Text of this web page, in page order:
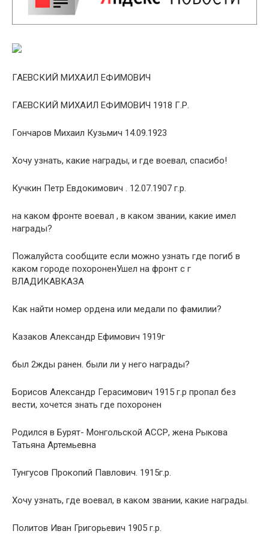
ГАЕВСКИЙ МИХАИЛ ЕФИМОВИЧ
ГАЕВСКИЙ МИХАИЛ ЕФИМОВИЧ 1918 Г.Р.
Гончаров Михаил Кузьмич 14.09.1923
Хочу узнать, какие награды, и где воевал, спасибо!
Кучкин Петр Евдокимович . 12.07.1907 г.р.
на каком фронте воевал , в каком звании, какие имел
награды?
Пожалуйста сообщите если можно узнать где погиб в
каком городе похороненУшел на фронт с г
ВЛАДИКАВКАЗА
Как найти номер ордена или медали по фамилии?
Казаков Александр Ефимович 1919г
был 2жды ранен. были ли у него награды?
Борисов Александр Герасимович 1915 г.р пропал без
вести, хочется знать где похоронен
Родился в Бурят- Монгольской АССР, жена Рыкова
Татьяна Артемьевна
Тунгусов Прокопий Павлович. 1915г.р.
Хочу узнать, где воевал, в каком звании, какие награды.
Политов Иван Григорьевич 1905 г.р.